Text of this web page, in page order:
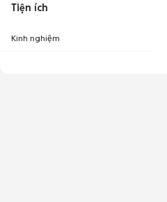
Tiện ích
Kinh nghiệm